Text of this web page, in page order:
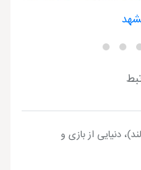
دنیایی از بازی و